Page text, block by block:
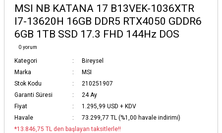
MSI NB KATANA 17 B13VEK-1036XTR
I7-13620H 16GB DDR5 RTX4050 GDDR6
6GB 1TB SSD 17.3 FHD 144Hz DOS
0 yorum
Kategori
Bireysel
Marka
MSI
Stok Kodu
210251907
Garanti Süresi
24 Ay
Fiyat
1.295,99 USD + KDV
Havale
73.299,77 TL (%1,00 havale indirimi)
*13.846,75 TL den başlayan taksitlerle!!